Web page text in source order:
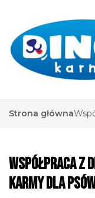
Strona główna
Współpraca z
Karmy dla